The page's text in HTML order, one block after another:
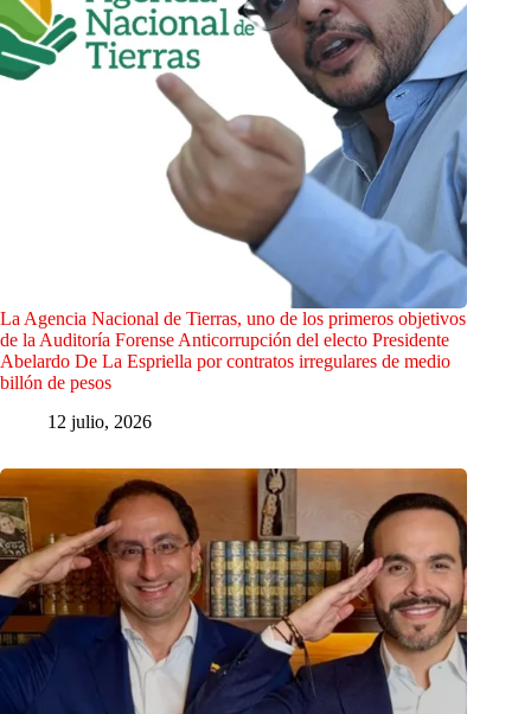
La Agencia Nacional de Tierras, uno de los primeros objetivos
de la Auditoría Forense Anticorrupción del electo Presidente
Abelardo De La Espriella por contratos irregulares de medio
billón de pesos
12 julio, 2026